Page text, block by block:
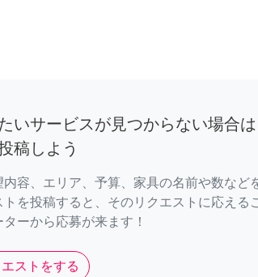
いサービスが見つからない場合
稿しよう
内容、エリア、予算、家具の名前や数など
トを投稿すると、そのリクエストに応える
ターから応募が来ます！
エストをする